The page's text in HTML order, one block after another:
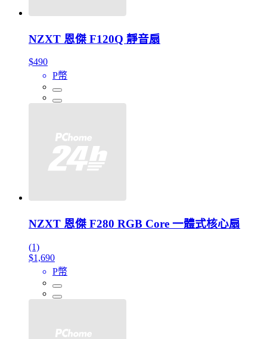
NZXT 恩傑 F120Q 靜音扇
$490
P幣
NZXT 恩傑 F280 RGB Core 一體式核心扇
(1)
$1,690
P幣